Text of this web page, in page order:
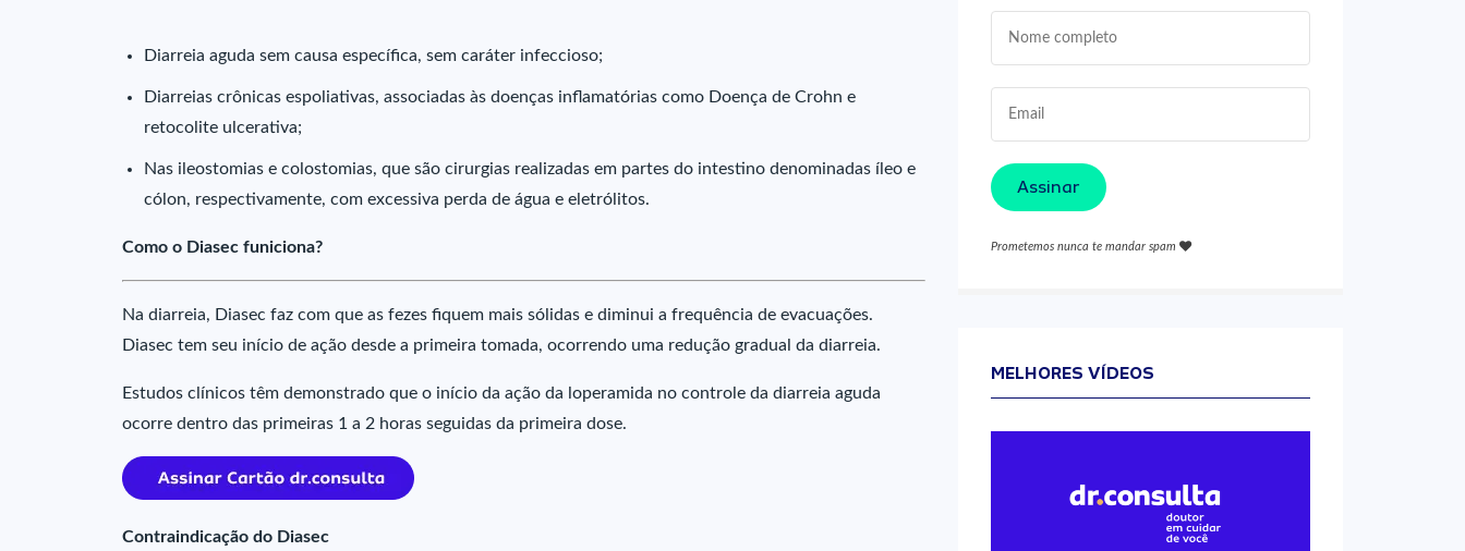
Diarreia aguda sem causa específica, sem caráter infeccioso;
Diarreias crônicas espoliativas, associadas às doenças inflamatórias como Doença de Crohn e
retocolite ulcerativa;
Nas ileostomias e colostomias, que são cirurgias realizadas em partes do intestino denominadas íleo e
cólon, respectivamente, com excessiva perda de água e eletrólitos.
Como o Diasec funiciona?
Na diarreia, Diasec faz com que as fezes fiquem mais sólidas e diminui a frequência de evacuações.
Diasec tem seu início de ação desde a primeira tomada, ocorrendo uma redução gradual da diarreia.
Estudos clínicos têm demonstrado que o início da ação da loperamida no controle da diarreia aguda
ocorre dentro das primeiras 1 a 2 horas seguidas da primeira dose.
Contraindicação do Diasec
Assinar
Prometemos nunca te mandar spam
MELHORES VÍDEOS